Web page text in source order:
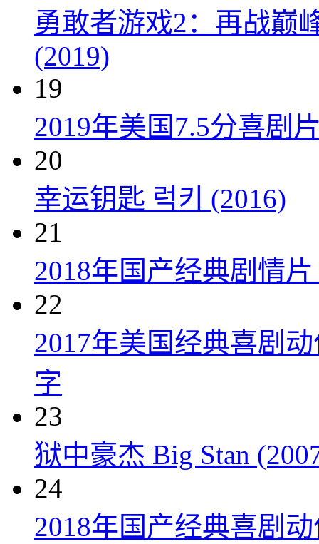
勇敢者游戏2：再战巅
(2019)
19
2019年美国7.5分喜剧
20
幸运钥匙 럭키 (2016)
21
2018年国产经典剧情
22
2017年美国经典喜剧
字
23
狱中豪杰 Big Stan
24
2018年国产经典喜剧